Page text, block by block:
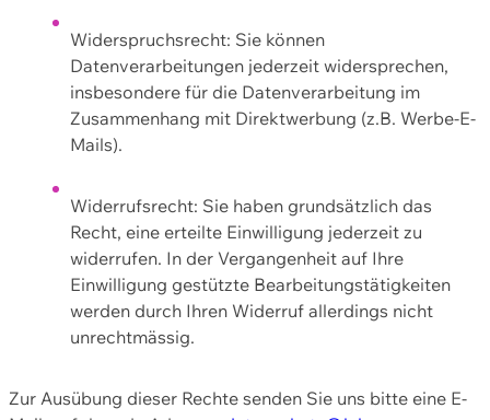
Widerspruchsrecht: Sie können
Datenverarbeitungen jederzeit widersprechen,
insbesondere für die Datenverarbeitung im
Zusammenhang mit Direktwerbung (z.B. Werbe-E-
Mails).
Widerrufsrecht: Sie haben grundsätzlich das
Recht, eine erteilte Einwilligung jederzeit zu
widerrufen. In der Vergangenheit auf Ihre
Einwilligung gestützte Bearbeitungstätigkeiten
werden durch Ihren Widerruf allerdings nicht
unrechtmässig.
Zur Ausübung dieser Rechte senden Sie uns bitte eine E-